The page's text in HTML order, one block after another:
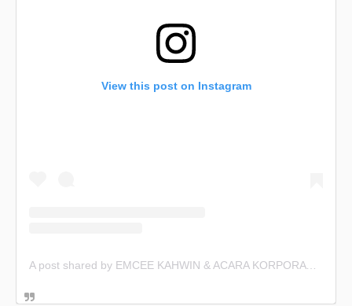
View this post on Instagram
A post shared by EMCEE KAHWIN & ACARA KORPORAT (@emceekahwin)